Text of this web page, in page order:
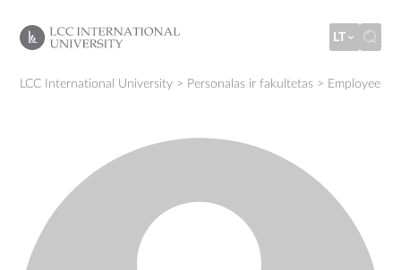
LT
LCC International University > Personalas ir fakultetas > Employee